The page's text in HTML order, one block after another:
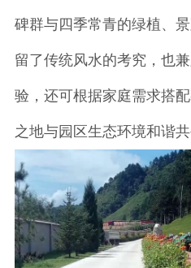
碑群与四季常青的绿植、
留了传统风水的考究，也
验，还可根据家庭需求搭
之地与园区生态环境和谐共